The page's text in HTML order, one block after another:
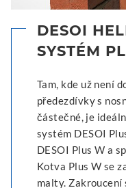
DESOI
SYSTÉM
Tam, kde už není
předezdívky s
částečné, je
systém DESOI
DESOI Plus W a
Kotva Plus W se
malty.